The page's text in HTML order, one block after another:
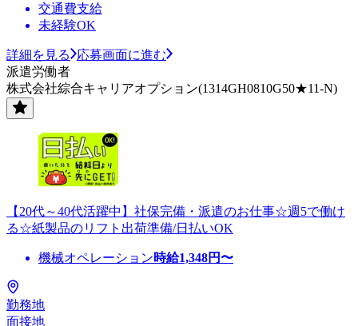
交通費支給
未経験OK
詳細を見る
応募画面に進む
派遣労働者
株式会社綜合キャリアオプション(1314GH0810G50★11-N)
【20代～40代活躍中】社保完備・派遣のお仕事☆週5で働け
る☆紙製品のリフト出荷準備/日払いOK
機械オペレーション時給1,348円〜
勤務地
面接地